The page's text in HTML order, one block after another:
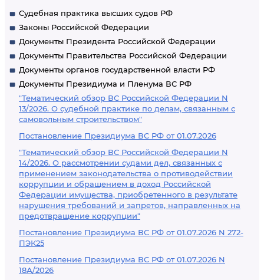
Судебная практика высших судов РФ
Законы Российской Федерации
Документы Президента Российской Федерации
Документы Правительства Российской Федерации
Документы органов государственной власти РФ
Документы Президиума и Пленума ВС РФ
"Тематический обзор ВС Российской Федерации N
13/2026. О судебной практике по делам, связанным с
самовольным строительством"
Постановление Президиума ВС РФ от 01.07.2026
"Тематический обзор ВС Российской Федерации N
14/2026. О рассмотрении судами дел, связанных с
применением законодательства о противодействии
коррупции и обращением в доход Российской
Федерации имущества, приобретенного в результате
нарушения требований и запретов, направленных на
предотвращение коррупции"
Постановление Президиума ВС РФ от 01.07.2026 N 272-
ПЭК25
Постановление Президиума ВС РФ от 01.07.2026 N
18А/2026